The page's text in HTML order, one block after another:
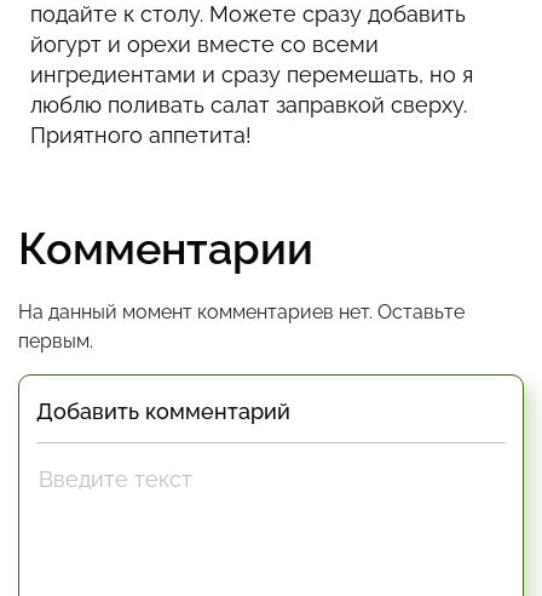
подайте к столу. Можете сразу добавить
йогурт и орехи вместе со всеми
ингредиентами и сразу перемешать, но я
люблю поливать салат заправкой сверху.
Приятного аппетита!
Комментарии
На данный момент комментариев нет. Оставьте
первым.
Добавить комментарий